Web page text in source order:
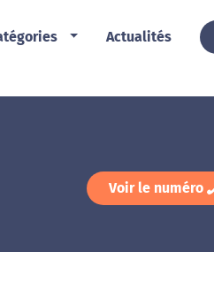
Actualités
Voir le numéro